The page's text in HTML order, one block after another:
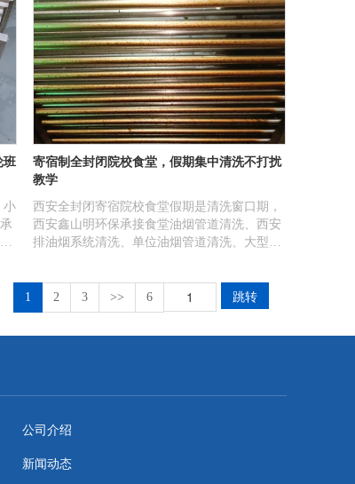
班
小
寄宿制全封闭院校食堂，假期集中清洗不打扰
教学
西安全封闭寄宿院校食堂假期是清洗窗口期，
西安鑫山明环保承接食堂油烟管道清洗、西安
排油烟系统清洗、单位油烟管道清洗、大型排
1 2 3 >> 6 跳转
公司介绍
新闻动态